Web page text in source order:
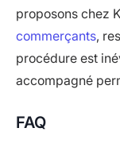
proposons chez
commerçants,
procédure est
accompagné
FAQ